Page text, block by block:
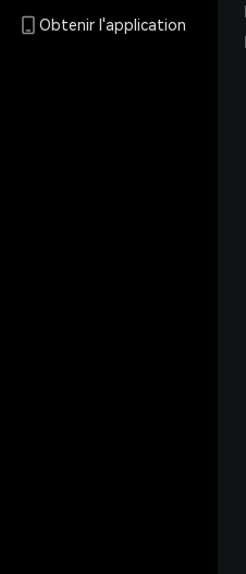
Obtenir l'application